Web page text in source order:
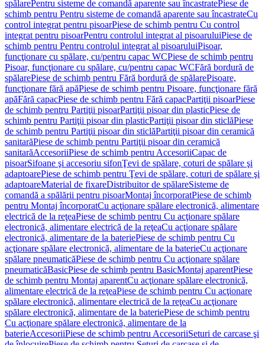
spălarePentru sisteme de comandă aparente sau încastratePiese de
schimb pentru Pentru sisteme de comandă aparente sau încastrateCu
control integrat pentru pisoarPiese de schimb pentru Cu control
integrat pentru pisoarPentru controlul integrat al pisoaruluiPiese de
schimb pentru Pentru controlul integrat al pisoaruluiPisoar,
funcţionare cu spălare, cu/pentru capac WCPiese de schimb pentru
Pisoar, funcţionare cu spălare, cu/pentru capac WCFără bordură de
spălarePiese de schimb pentru Fără bordură de spălarePisoare,
funcţionare fără apăPiese de schimb pentru Pisoare, funcţionare fără
apăFără capacPiese de schimb pentru Fără capacPartiţii pisoarPiese
de schimb pentru Partiţii pisoarPartiţii pisoar din plasticPiese de
schimb pentru Partiţii pisoar din plasticPartiţii pisoar din sticlăPiese
de schimb pentru Partiţii pisoar din sticlăPartiţii pisoar din ceramică
sanitarăPiese de schimb pentru Partiţii pisoar din ceramică
sanitarăAccesoriiPiese de schimb pentru AccesoriiCapac de
pisoarSifoane şi accesoriu sifonŢevi de spălare, coturi de spălare şi
adaptoarePiese de schimb pentru Ţevi de spălare, coturi de spălare şi
adaptoareMaterial de fixareDistribuitor de spălareSisteme de
comandă a spălării pentru pisoarMontaj încorporatPiese de schimb
pentru Montaj încorporatCu acţionare spălare electronică, alimentare
electrică de la reţeaPiese de schimb pentru Cu acţionare spălare
electronică, alimentare electrică de la reţeaCu acţionare spălare
electronică, alimentare de la bateriePiese de schimb pentru Cu
acţionare spălare electronică, alimentare de la baterieCu acţionare
spălare pneumaticăPiese de schimb pentru Cu acţionare spălare
pneumaticăBasicPiese de schimb pentru BasicMontaj aparentPiese
de schimb pentru Montaj aparentCu acţionare spălare electronică,
alimentare electrică de la reţeaPiese de schimb pentru Cu acţionare
spălare electronică, alimentare electrică de la reţeaCu acţionare
spălare electronică, alimentare de la bateriePiese de schimb pentru
Cu acţionare spălare electronică, alimentare de la
baterieAccesoriiPiese de schimb pentru AccesoriiSeturi de carcase şi